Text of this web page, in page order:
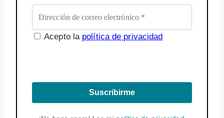
Acepto la política de privacidad
Suscribirme